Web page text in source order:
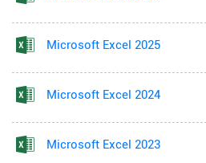
Microsoft Excel 2025
Microsoft Excel 2024
Microsoft Excel 2023